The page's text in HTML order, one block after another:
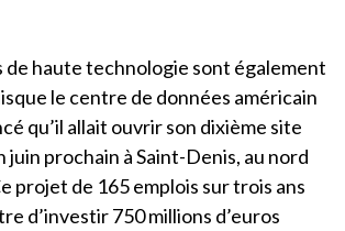
de haute technologie sont également
le centre de données américain
qu’il allait ouvrir son dixième site
prochain à Saint-Denis, au nord
projet de 165 emplois sur trois ans
d’investir 750 millions d’euros